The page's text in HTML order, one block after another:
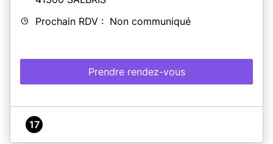
Prochain RDV : Non communiqué
Prendre rendez-vous
17